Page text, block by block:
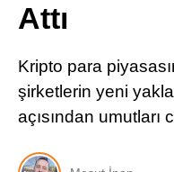
Attı
Kripto para
şirketlerin yeni
açısından umutları